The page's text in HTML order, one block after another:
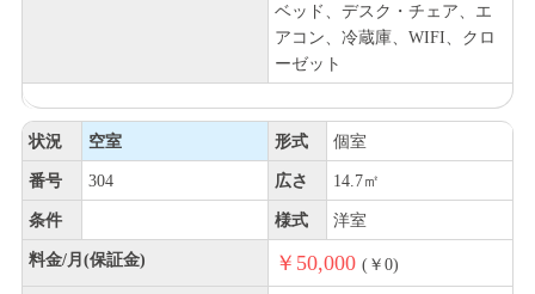
ベッド、デスク・チェア、エ
アコン、冷蔵庫、WIFI、クロ
ーゼット
状況 空室 形式 個室
番号 304 広さ 14.7㎡
条件 様式 洋室
料金/月(保証金) ￥50,000 (￥0)